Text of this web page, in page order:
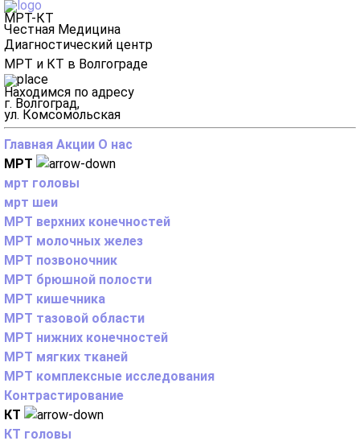
МРТ-КТ
Честная Медицина
Диагностический центр
МРТ и КТ в Волгограде
Находимся по адресу
г. Волгоград,
ул. Комсомольская
Главная Акции О нас
МРТ
мрт головы
мрт шеи
МРТ верхних конечностей
МРТ молочных желез
МРТ позвоночник
МРТ брюшной полости
МРТ кишечника
МРТ тазовой области
МРТ нижних конечностей
МРТ мягких тканей
МРТ комплексные исследования
Контрастирование
КТ
КТ головы